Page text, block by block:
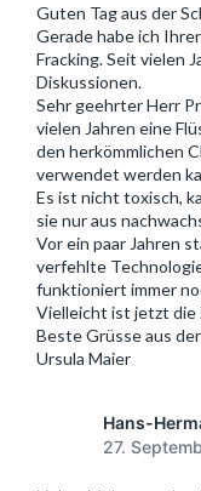
Guten Tag aus der
Gerade habe ich
Fracking. Seit vielen
Diskussionen.
Sehr geehrter Herr
vielen Jahren eine
den herkömmlichen
verwendet werden
Es ist nicht toxisch,
sie nur aus
Vor ein paar Jahren
verfehlte
funktioniert immer
Vielleicht ist jetzt die
Beste Grüsse aus
Ursula Maier
Hans-
27.